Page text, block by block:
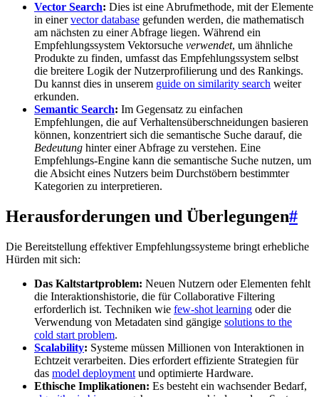
Vector Search: Dies ist eine Abrufmethode, mit der Elemente
in einervector database gefunden werden, die mathematisch
am nächsten zu einer Abfrage liegen. Während ein
Empfehlungssystem Vektorsuche verwendet, um ähnliche
Produkte zu finden, umfasst das Empfehlungssystem selbst
die breitere Logik der Nutzerprofilierung und des Rankings.
Du kannst dies in unserem guide on similarity search weiter
erkunden.
Semantic Search: Im Gegensatz zu einfachen
Empfehlungen, die auf Verhaltensüberschneidungen basieren
können, konzentriert sich die semantische Suche darauf, die
Bedeutung hinter einer Abfrage zu verstehen. Eine
Empfehlungs-Engine kann die semantische Suche nutzen, um
die Absicht eines Nutzers beim Durchstöbern bestimmter
Kategorien zu interpretieren.
Herausforderungen und Überlegungen#
Die Bereitstellung effektiver Empfehlungssysteme bringt erhebliche
Hürden mit sich:
Das Kaltstartproblem: Neuen Nutzern oder Elementen fehlt
die Interaktionshistorie, die für Collaborative Filtering
erforderlich ist. Techniken wie few-shot learning oder die
Verwendung von Metadaten sind gängige solutions to the
cold start problem.
Scalability: Systeme müssen Millionen von Interaktionen in
Echtzeit verarbeiten. Dies erfordert effiziente Strategien für
das model deployment und optimierte Hardware.
Ethische Implikationen: Es besteht ein wachsender Bedarf,